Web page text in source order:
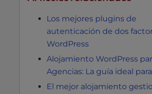
Los mejores plugins de
autenticación de dos
WordPress
Alojamiento WordPress
Agencias: La guía ideal
El mejor alojamiento